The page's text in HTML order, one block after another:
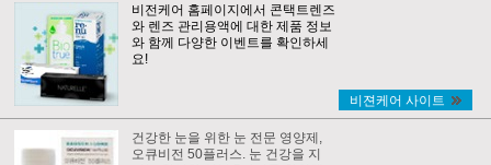
비전케어 홈페이지에서 콘택트렌즈
와 렌즈 관리용액에 대한 제품 정보
와 함께 다양한 이벤트를 확인하세
요!
비젼케어 사이트
건강한 눈을 위한 눈 전문 영양제,
오큐비전 50플러스. 눈 건강을 지